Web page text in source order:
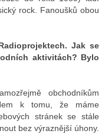
rock. Fanoušků obou
Jak se
aktivitách? Bylo
obchodníkům
k tomu, že máme
stránek se stále
bez výraznější úhony.